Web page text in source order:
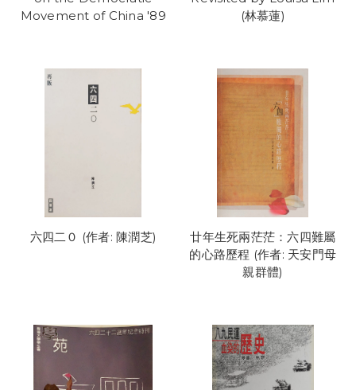
Movement of China '89
(林慕蓮)
六四二０ (作者: 陳潤芝)
廿年生死兩茫茫：六四難屬
的心路歷程 (作者: 天安門母
親群體)